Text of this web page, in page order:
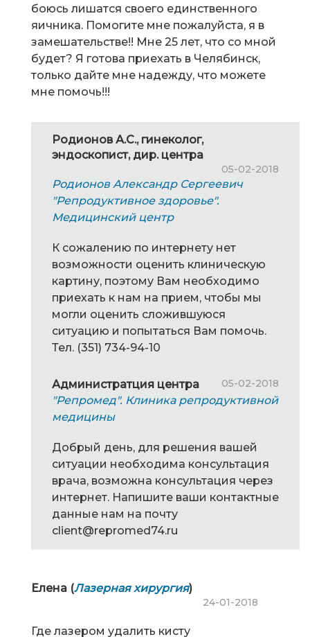
боюсь лишатся своего единственного
яичника. Помогите мне пожалуйста, я в
замешательстве!! Мне 25 лет, что со мной
будет? Я готова приехать в Челябинск,
только дайте мне надежду, что можете
мне помочь!!!
Родионов А.С., гинеколог,
эндоскопист, дир. центра
05-02-2018
Родионов Александр Сергеевич
"Репродуктивное здоровье".
Медицинский центр
К сожалению по интернету нет
возможности оценить клиническую
картину, поэтому Вам необходимо
приехать к нам на прием, чтобы мы
могли оценить сложившуюся
ситуацию и попытаться Вам помочь.
Тел. (351) 734-94-10
Администратция центра 05-02-2018
"Репромед". Клиника репродуктивной
медицины
Добрый день, для решения вашей
ситуации необходима консультация
врача, возможна консультация через
интернет. Напишите ваши контактные
данные нам на почту
client@repromed74.ru
Елена (Лазерная хирургия)
24-01-2018
Где лазером удалить кисту